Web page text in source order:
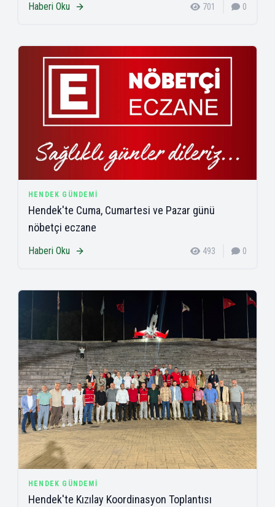
Haberi Oku 701 0
HENDEK GÜNDEMI
Hendek'te Cuma, Cumartesi ve Pazar günü
nöbetçi eczane
Haberi Oku 493 0
HENDEK GÜNDEMI
Hendek'te Kızılay Koordinasyon Toplantısı